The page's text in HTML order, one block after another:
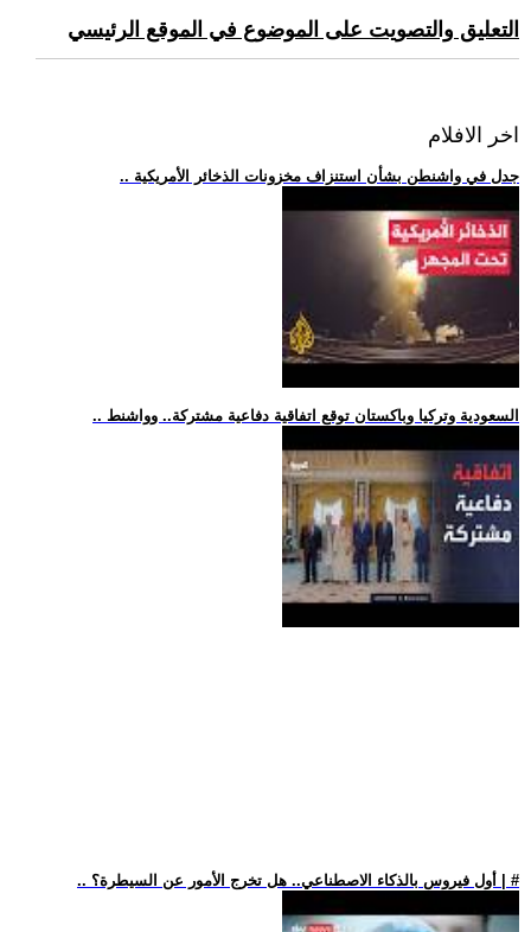
التعليق والتصويت على الموضوع في الموقع الرئيسي
اخر الافلام
.. جدل في واشنطن بشأن استنزاف مخزونات الذخائر الأمريكية
.. السعودية وتركيا وباكستان توقع اتفاقية دفاعية مشتركة.. وواشنط
.. أول فيروس بالذكاء الاصطناعي.. هل تخرج الأمور عن السيطرة؟ | #